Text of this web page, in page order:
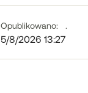
Opublikowano:
5/8/2026 13:27
.